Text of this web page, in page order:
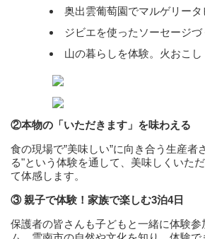
奥出雲葡萄園でマルゲリー
ジビエを使ったソーセージづ
山の暮らしを体験。火おこ
②本物の「いただきます」を味わえる
食の現場で”美味しい”に向き合う生産者
る"という体験を通して、美味しくいた
て体感します。
③ 親子で体験！家族で楽しむ3泊4日
保護者の皆さんも子どもと一緒に体験参